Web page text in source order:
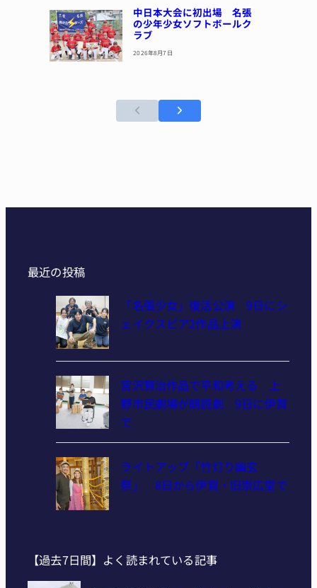
中日本大会に初出場 名張
の少年少女ソフトボールク
ラブ
2026年8月7日
最近の投稿
「名張少女」復活公演 9日にシ
ェイクスピア2作品上演
宮沢賢治作品で平和考える 上
野市民劇場が朗読劇 9日に伊賀
で
ライトアップ「竹灯り幽玄
祭」 8日から伊賀・旧崇広堂で
【過去7日間】よく読まれている記事